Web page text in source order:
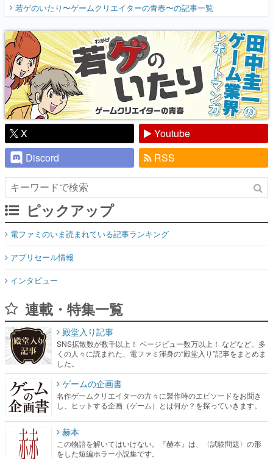
『少年ジャンプ』色だった【若ゲのいた
り】
若ゲのいたり〜ゲームクリエイターの青春〜の記事一覧
X
Youtube
Discord
RSS
ピックアップ
電ファミのいま読まれている記事ランキング
アプリセール情報
インタビュー
連載・特集一覧
殿堂入り記事
SNS拡散数が数千以上！ ページビュー数万以上！ などなど。多
くの人々に読まれた、電ファミ渾身の“殿堂入り”記事をまとめま
した。
ゲームの企画書
名作ゲームクリエイターの方々に製作時のエピソードをお聞き
し、ヒットする企画（ゲーム）とは何か？を探っていきます。
赫本
この物語を解いてはいけない。『赫本』は、〈試験問題〉の形
をした短編ホラー小説集です。